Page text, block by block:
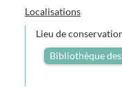
Localisations
Lieu de
Bibliothèque